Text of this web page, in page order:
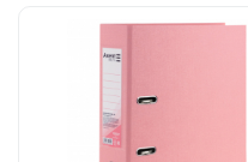
Додати до порівняння